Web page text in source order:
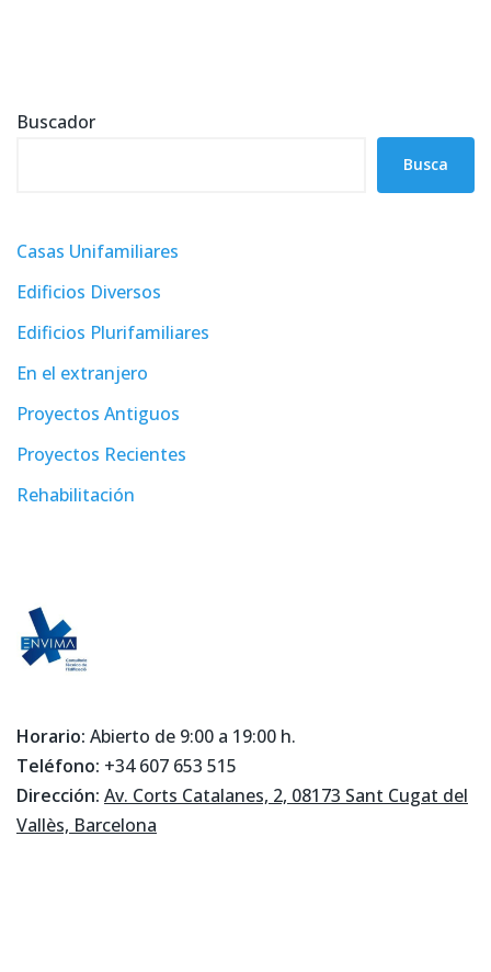
Buscador
Busca
Casas Unifamiliares
Edificios Diversos
Edificios Plurifamiliares
En el extranjero
Proyectos Antiguos
Proyectos Recientes
Rehabilitación
Horario: Abierto de 9:00 a 19:00 h.
Teléfono: +34 607 653 515
Dirección: Av. Corts Catalanes, 2, 08173 Sant Cugat del
Vallès, Barcelona